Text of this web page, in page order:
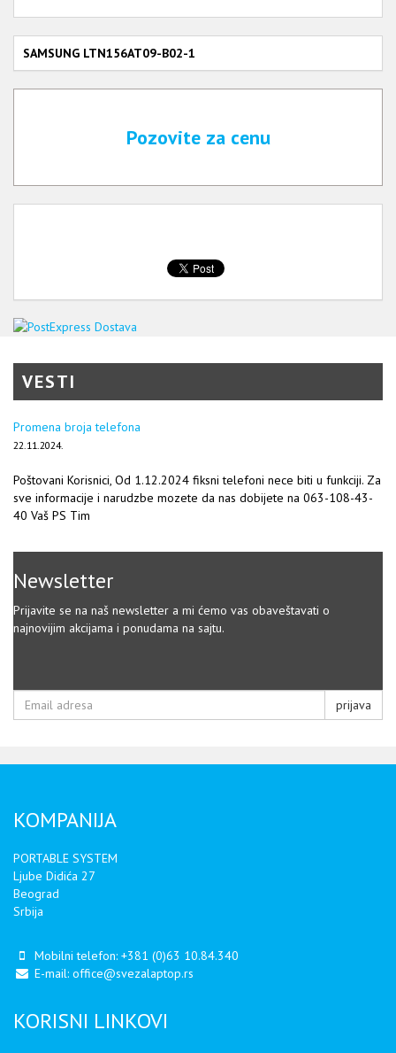
SAMSUNG LTN156AT09-B02-1
Pozovite za cenu
VESTI
Promena broja telefona
22.11.2024.
Poštovani Korisnici, Od 1.12.2024 fiksni telefoni nece biti u funkciji. Za
sve informacije i narudzbe mozete da nas dobijete na 063-108-43-
40 Vaš PS Tim
Newsletter
Prijavite se na naš newsletter a mi ćemo vas obaveštavati o
najnovijim akcijama i ponudama na sajtu.
prijava
KOMPANIJA
PORTABLE SYSTEM
Ljube Didića 27
Beograd
Srbija
Mobilni telefon: +381 (0)63 10.84.340
E-mail: office@svezalaptop.rs
KORISNI LINKOVI